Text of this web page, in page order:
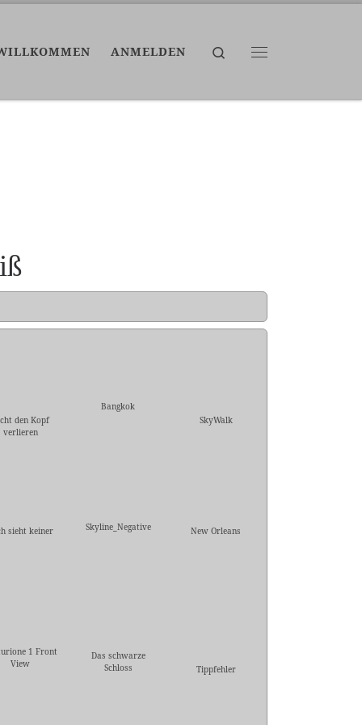
ANMELDEN
Search
den Kopf
verlieren
Bangkok
SkyWalk
sieht keiner Skyline_Negative New Orleans
1 Front
View
Das schwarze
Schloss
Tippfehler